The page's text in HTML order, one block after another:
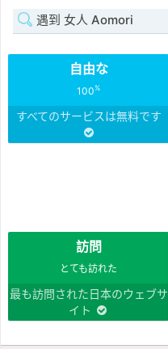
遇到 女人 Aomori
自由な
100%
すべてのサービスは無料です
訪問
とても訪れた
最も訪問された日本のウェブサ
イト